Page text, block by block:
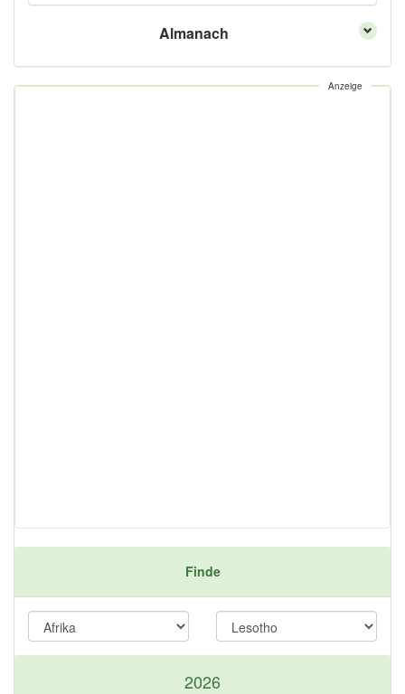
Almanach
Anzeige
Finde
2026